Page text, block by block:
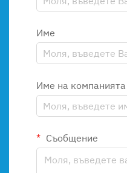
Име
Име на компанията
Съобщение